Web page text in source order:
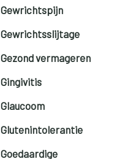
Gewrichtspijn
Gewrichtsslijtage
Gezond vermageren
Gingivitis
Glaucoom
Glutenintolerantie
Goedaardige